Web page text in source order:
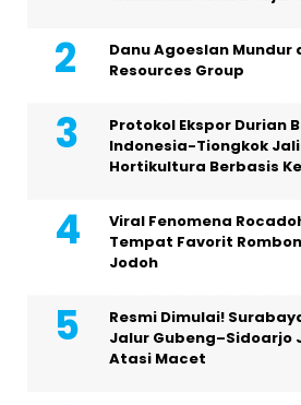
Danu Agoeslan Mundur
Resources Group
Protokol Ekspor Durian
Indonesia-Tiongkok
Hortikultura Berbasis
Viral Fenomena
Tempat Favorit
Jodoh
Resmi Dimulai!
Jalur Gubeng–Sidoarjo
Atasi Macet